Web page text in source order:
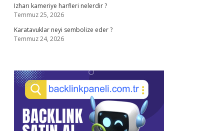
Izharı kameriye harfleri nelerdir ?
Temmuz 25, 2026
Karatavuklar neyi sembolize eder ?
Temmuz 24, 2026